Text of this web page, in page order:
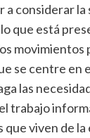
a considerar
que está
movimientos
se centre en
las
trabajo
viven de